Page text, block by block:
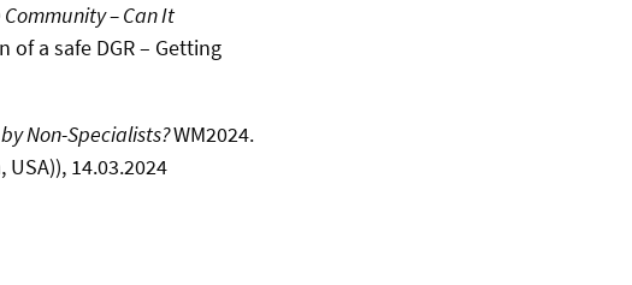
– Can It
a safe DGR – Getting
Non-Specialists?WM2024.
14.03.2024